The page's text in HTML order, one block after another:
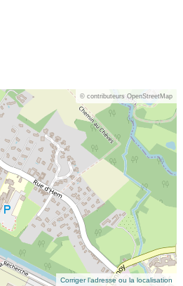
© contributeurs OpenStreetMap
Corriger l’adresse ou la localisation